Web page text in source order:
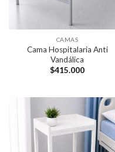
CAMAS
Cama Hospitalaria Anti
Vandálica
$415.000